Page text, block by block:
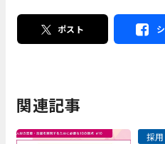
ポスト
関連記事
採用